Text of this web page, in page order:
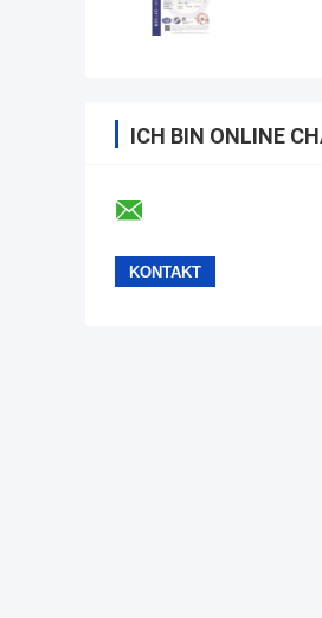
ICH BIN ONLINE